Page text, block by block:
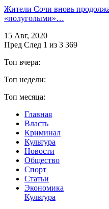
Жители Сочи вновь
«полуголыми»…
15 Авг, 2020
Пред След 1 из 3 369
Топ вчера:
Топ недели:
Топ месяца:
Главная
Власть
Криминал
Культура
Новости
Общество
Спорт
Статьи
Экономика
Культура